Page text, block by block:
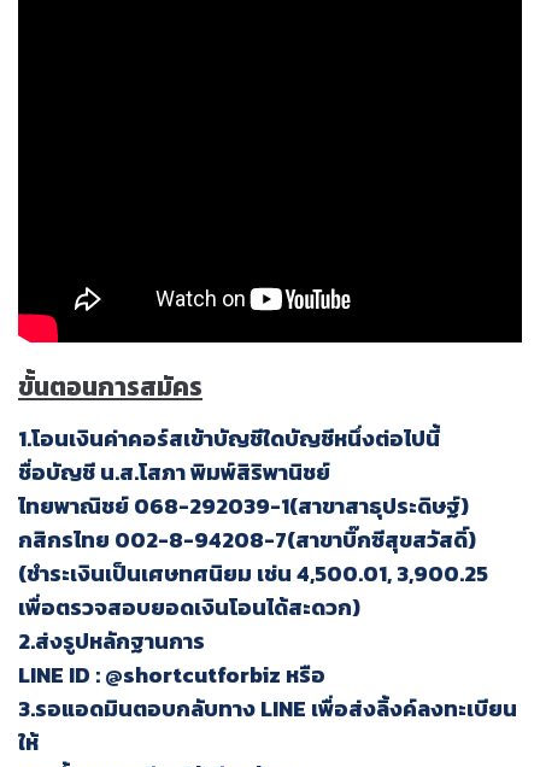
ขั้นตอนการสมัคร
1.โอนเงินค่าคอร์สเข้าบัญชีใดบัญชีหนึ่งต่อไปนี้
ชื่อบัญชี น.ส.โสภา พิมพ์สิริพานิชย์
ไทยพาณิชย์ 068-292039-1(สาขาสาธุประดิษฐ์)
กสิกรไทย 002-8-94208-7(สาขาบิ๊กซีสุขสวัสดิ์)
(ชำระเงินเป็นเศษทศนิยม เช่น 4,500.01, 3,900.25
เพื่อตรวจสอบยอดเงินโอนได้สะดวก)
2.ส่งรูปหลักฐานการ
LINE ID : @shortcutforbiz หรือ
3.รอแอดมินตอบกลับทาง LINE เพื่อส่งลิ้งค์ลงทะเบียน
ให้